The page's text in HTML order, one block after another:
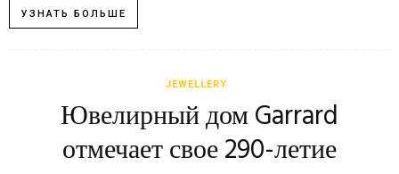
УЗНАТЬ БОЛЬШЕ
JEWELLERY
Ювелирный дом Garrard
отмечает свое 290-летие